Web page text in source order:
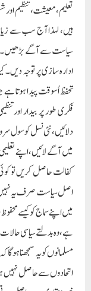
تعلیم، معیشت، تنظیم اور
ہیں، لہذا آج سب سے
سیاست سے آگے بڑھیں۔ وہ
ادارہ سازی پر توجہ دیں۔
تحفظ اُسوقت پیدا ہوتا ہے
فکری طور پر بیدار اور
دلائیں، نئی نسل کو سول
میں آگے لائیں، اپنے
کفالت حاصل کریں تو کوئی
اصل سیاست صرف یہ نہیں
میں اپنے سماج کو کیسے محفوظ،
ہے، وہ بدلتے سیاسی حالات
مسلمانوں کو یہ سمجھنا
اتحادوں سے حاصل نہیں